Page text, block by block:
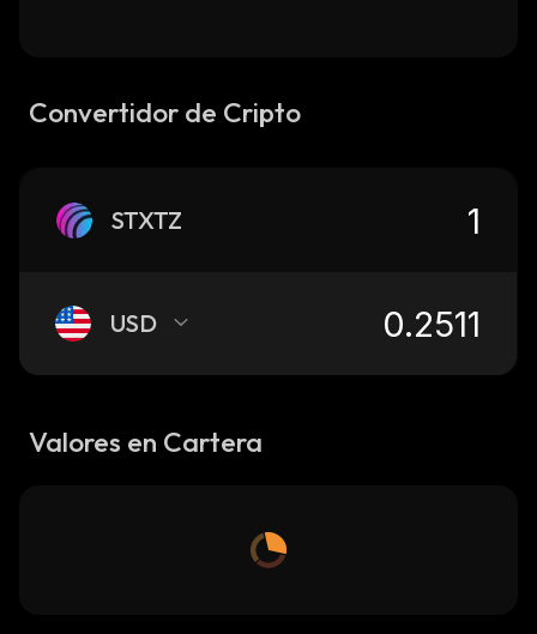
Convertidor de Cripto
STXTZ
USD
Valores en Cartera